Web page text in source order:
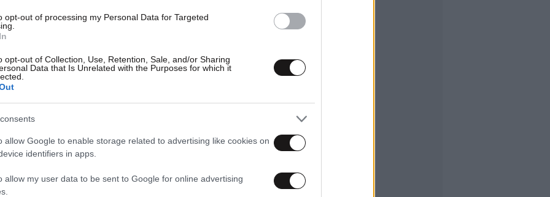
opt-out of processing my Personal Data for Targeted
opt-out of Collection, Use, Retention, Sale, and/or Sharing
Data that Is Unrelated with the Purposes for which it
allow Google to enable storage related to advertising like cookies on
identifiers in apps.
allow my user data to be sent to Google for online advertising
στον σκηνοθέτη, είναι μια σπουδή της
πολέμου και αποτελεί την πιο πολιτική
καθυστερημένα, ως ένα από τα